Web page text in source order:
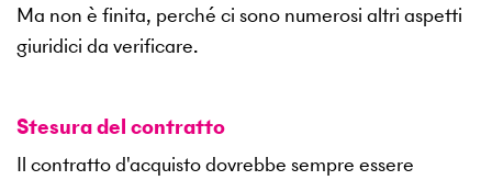
Ma non è finita, perché ci sono numerosi altri aspetti
giuridici da verificare.
Stesura del contratto
Il contratto d'acquisto dovrebbe sempre essere